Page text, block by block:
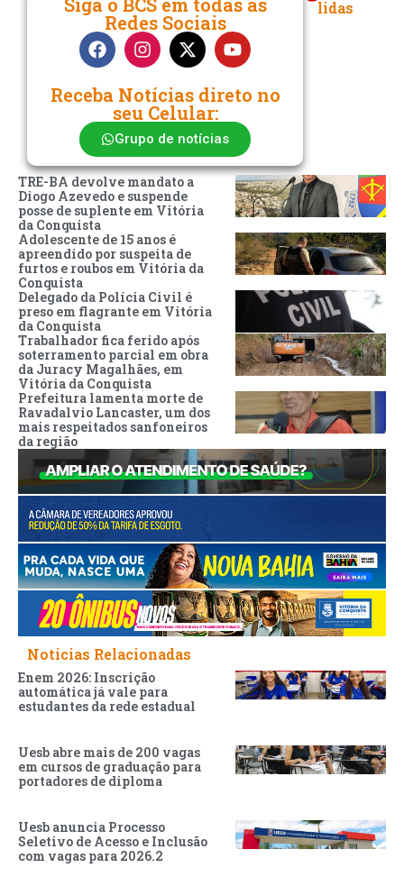
Redes Sociais
Receba Notícias direto no
seu Celular:
Grupo de notícias
lidas
TRE-BA devolve mandato a
Diogo Azevedo e suspende
posse de suplente em Vitória
da Conquista
Adolescente de 15 anos é
apreendido por suspeita de
furtos e roubos em Vitória da
Conquista
Delegado da Polícia Civil é
preso em flagrante em Vitória
da Conquista
Trabalhador fica ferido após
soterramento parcial em obra
da Juracy Magalhães, em
Vitória da Conquista
Prefeitura lamenta morte de
Ravadalvio Lancaster, um dos
mais respeitados sanfoneiros
da região
Noticias Relacionadas
Enem 2026: Inscrição
automática já vale para
estudantes da rede estadual
Uesb abre mais de 200 vagas
em cursos de graduação para
portadores de diploma
Uesb anuncia Processo
Seletivo de Acesso e Inclusão
com vagas para 2026.2